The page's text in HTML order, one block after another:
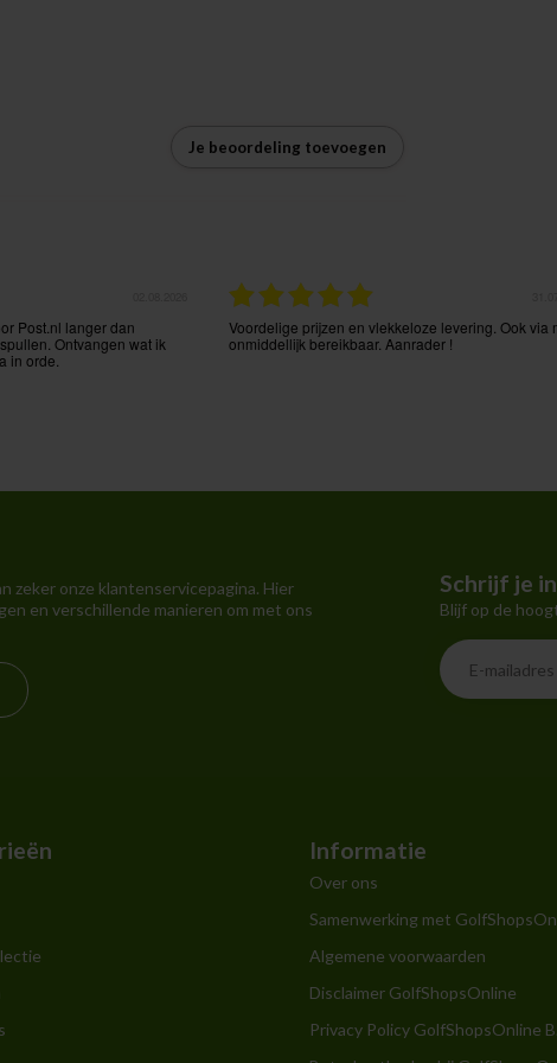
Je beoordeling toevoegen
Perfecte en snelle
actie.
Zeer vlotte service
zeker onze klantenservicepagina. Hier
en verschillende manieren om met ons
Schrijf je
Blijf op de
Informatie
Over ons
Samenwerking met
Algemene voorwaarden
Disclaimer GolfShopsOnline
Privacy Policy GolfShopsOnline